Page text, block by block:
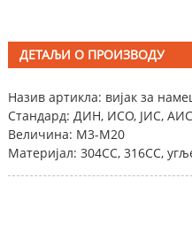
ДЕТАЉИ О ПРОИЗВОДУ
Назив артикла: вијак за
Стандард: ДИН, ИСО, ЈИС,
Величина: М3-М20
Материјал: 304СС, 316СС,